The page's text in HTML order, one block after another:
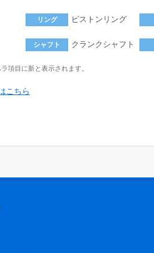
リング ピストンリング
シャフト クランクシャフト
項目に新と表示されます。
こちら